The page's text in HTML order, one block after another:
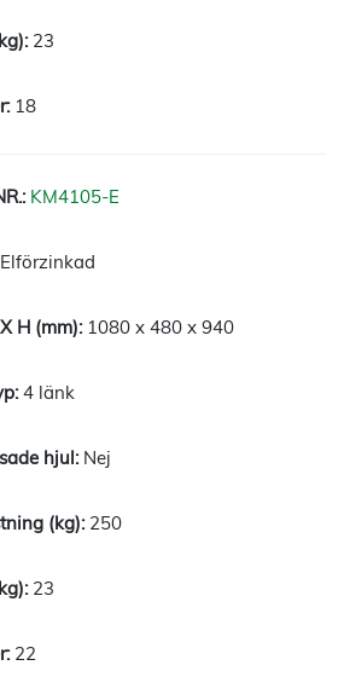
23
18
KM4105-E
Elförzinkad
1080 x 480 x 940
4 länk
Nej
250
23
22